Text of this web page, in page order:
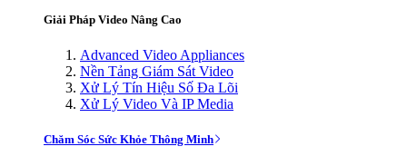
Giải Pháp Video Nâng Cao
Advanced Video Appliances
Nền Tảng Giám Sát Video
Xử Lý Tín Hiệu Số Đa Lõi
Xử Lý Video Và IP Media
Chăm Sóc Sức Khỏe Thông Minh